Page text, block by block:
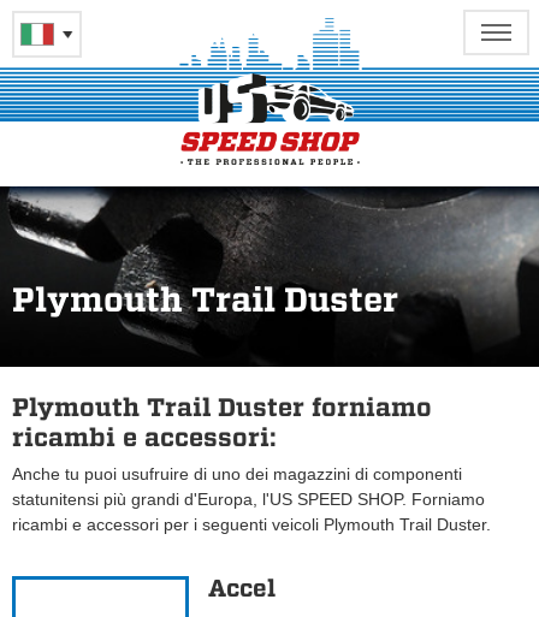
Plymouth Trail Duster
Plymouth Trail Duster forniamo
ricambi e accessori:
Anche tu puoi usufruire di uno dei magazzini di componenti
statunitensi più grandi d'Europa, l'US SPEED SHOP. Forniamo
ricambi e accessori per i seguenti veicoli Plymouth Trail Duster.
Accel